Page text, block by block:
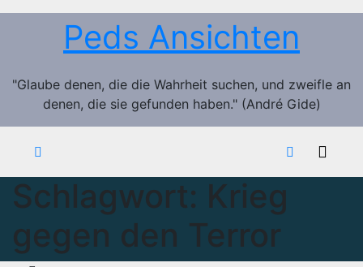
Zum
Peds Ansichten
"Glaube denen, die die Wahrheit suchen, und zweifle an
denen, die sie gefunden haben." (André Gide)
Schlagwort: Krieg
gegen den Terror